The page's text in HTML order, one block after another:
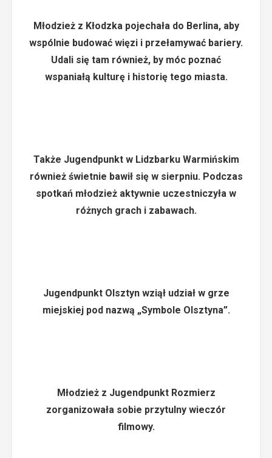
Młodzież z Kłodzka pojechała do Berlina, aby
wspólnie budować więzi i przełamywać bariery.
Udali się tam również, by móc poznać
wspaniałą kulturę i historię tego miasta.
Także Jugendpunkt w Lidzbarku Warmińskim
również świetnie bawił się w sierpniu. Podczas
spotkań młodzież aktywnie uczestniczyła w
różnych grach i zabawach.
Jugendpunkt Olsztyn wziął udział w grze
miejskiej pod nazwą „Symbole Olsztyna”.
Młodzież z Jugendpunkt Rozmierz
zorganizowała sobie przytulny wieczór
filmowy.